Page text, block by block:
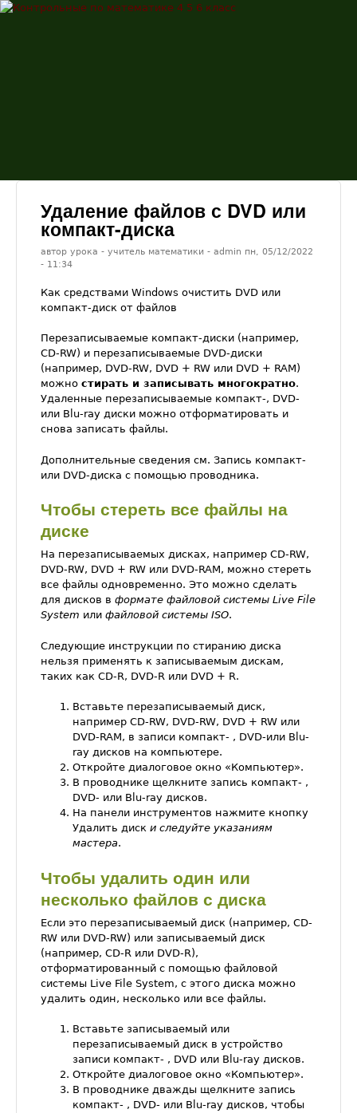
Перейти к основному
Удаление файлов с DVD или
компакт-диска
автор урока - учитель математики - admin пн, 05/12/2022
- 11:34
Как средствами Windows очистить DVD или
компакт-диск от файлов
Перезаписываемые компакт-диски (например,
CD-RW) и перезаписываемые DVD-диски
(например, DVD-RW, DVD + RW или DVD + RAM)
можно стирать и записывать многократно.
Удаленные перезаписываемые компакт-, DVD-
или Blu-ray диски можно отформатировать и
снова записать файлы.
Дополнительные сведения см. Запись компакт-
или DVD-диска с помощью проводника.
Чтобы стереть все файлы на
диске
На перезаписываемых дисках, например CD-RW,
DVD-RW, DVD + RW или DVD-RAM, можно стереть
все файлы одновременно. Это можно сделать
для дисков в формате файловой системы Live File
System или файловой системы ISO.
Следующие инструкции по стиранию диска
нельзя применять к записываемым дискам,
таких как CD-R, DVD-R или DVD + R.
Вставьте перезаписываемый диск,
например CD-RW, DVD-RW, DVD + RW или
DVD-RAM, в записи компакт- , DVD-или Blu-
ray дисков на компьютере.
Откройте диалоговое окно «Компьютер».
В проводнике щелкните запись компакт- ,
DVD- или Blu-ray дисков.
На панели инструментов нажмите кнопку
Удалить диск и следуйте указаниям
мастера.
Чтобы удалить один или
несколько файлов с диска
Если это перезаписываемый диск (например, CD-
RW или DVD-RW) или записываемый диск
(например, CD-R или DVD-R),
отформатированный с помощью файловой
системы Live File System, с этого диска можно
удалить один, несколько или все файлы.
Вставьте записываемый или
перезаписываемый диск в устройство
записи компакт- , DVD или Blu-ray дисков.
Откройте диалоговое окно «Компьютер».
В проводнике дважды щелкните запись
компакт- , DVD- или Blu-ray дисков, чтобы